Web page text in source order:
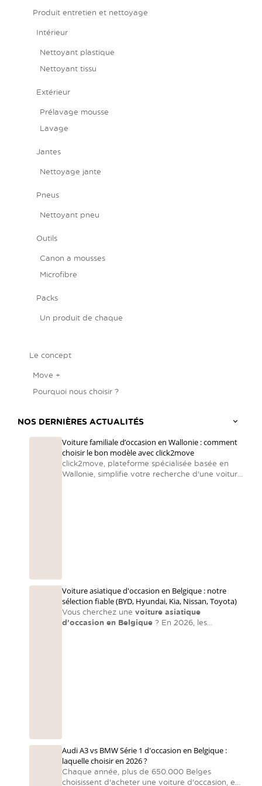
Produit entretien et nettoyage
Intérieur
Nettoyant plastique
Nettoyant tissu
Extérieur
Prélavage mousse
Lavage
Jantes
Nettoyage jante
Pneus
Nettoyant pneu
Outils
Canon a mousses
Microfibre
Packs
Un produit de chaque
Le concept
Move +
Pourquoi nous choisir ?
NOS DERNIÈRES ACTUALITÉS
Voiture familiale d’occasion en Wallonie : comment
choisir le bon modèle avec click2move
click2move, plateforme spécialisée basée en
Wallonie, simplifie votre recherche d'une voiture
Voiture asiatique d'occasion en Belgique : notre
sélection fiable (BYD, Hyundai, Kia, Nissan, Toyota)
Vous cherchez une voiture asiatique
d’occasion en Belgique ? En 2026, les
Audi A3 vs BMW Série 1 d'occasion en Belgique :
laquelle choisir en 2026 ?
Chaque année, plus de 650.000 Belges
choisissent d'acheter une voiture d'occasion, en